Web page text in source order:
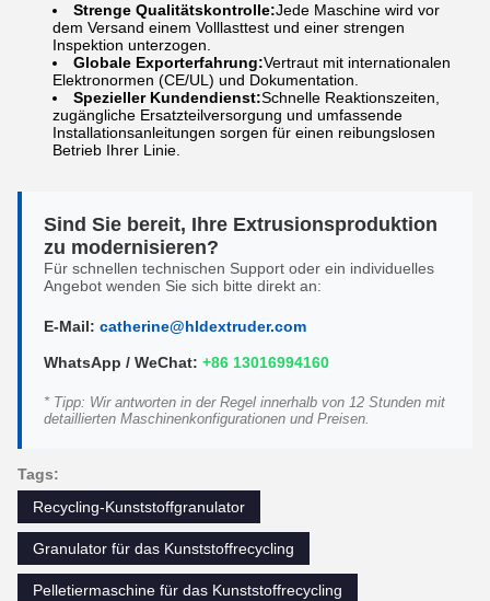
Strenge Qualitätskontrolle:Jede Maschine wird vor
dem Versand einem Volllasttest und einer strengen
Inspektion unterzogen.
Globale Exporterfahrung:Vertraut mit internationalen
Elektronormen (CE/UL) und Dokumentation.
Spezieller Kundendienst:Schnelle Reaktionszeiten,
zugängliche Ersatzteilversorgung und umfassende
Installationsanleitungen sorgen für einen reibungslosen
Betrieb Ihrer Linie.
Sind Sie bereit, Ihre Extrusionsproduktion
zu modernisieren?
Für schnellen technischen Support oder ein individuelles
Angebot wenden Sie sich bitte direkt an:
E-Mail: catherine@hldextruder.com
WhatsApp / WeChat: +86 13016994160
* Tipp: Wir antworten in der Regel innerhalb von 12 Stunden mit
detaillierten Maschinenkonfigurationen und Preisen.
Tags:
Recycling-Kunststoffgranulator
Granulator für das Kunststoffrecycling
Pelletiermaschine für das Kunststoffrecycling